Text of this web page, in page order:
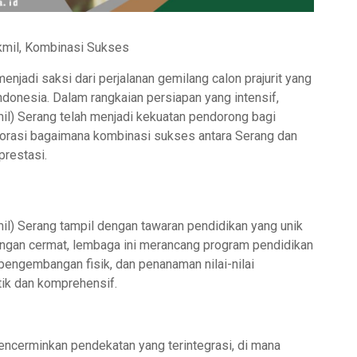
Kombinasi Sukses
saksi dari perjalanan gemilang calon prajurit yang
Dalam rangkaian persiapan yang intensif,
Serang telah menjadi kekuatan pendorong bagi
bagaimana kombinasi sukses antara Serang dan
Serang tampil dengan tawaran pendidikan yang unik
cermat, lembaga ini merancang program pendidikan
fisik, dan penanaman nilai-nilai
dan komprehensif.
pendekatan yang terintegrasi, di mana